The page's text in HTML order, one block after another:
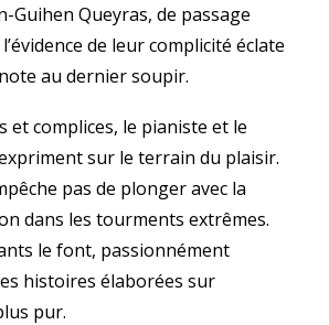
Guihen Queyras, de passage
de leur complicité éclate
au dernier soupir.
et complices, le pianiste et le
sur le terrain du plaisir.
pas de plonger avec la
dans les tourments extrêmes.
le font, passionnément
histoires élaborées sur
pur.